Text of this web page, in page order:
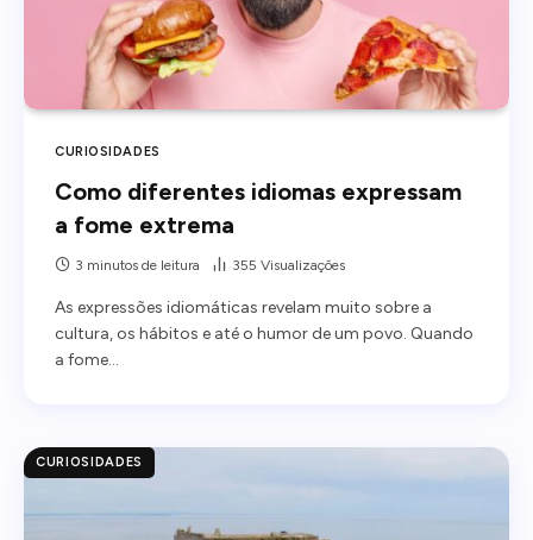
CURIOSIDADES
Como diferentes idiomas expressam
a fome extrema
3 minutos de leitura 355 Visualizações
As expressões idiomáticas revelam muito sobre a
cultura, os hábitos e até o humor de um povo. Quando
a fome…
CURIOSIDADES